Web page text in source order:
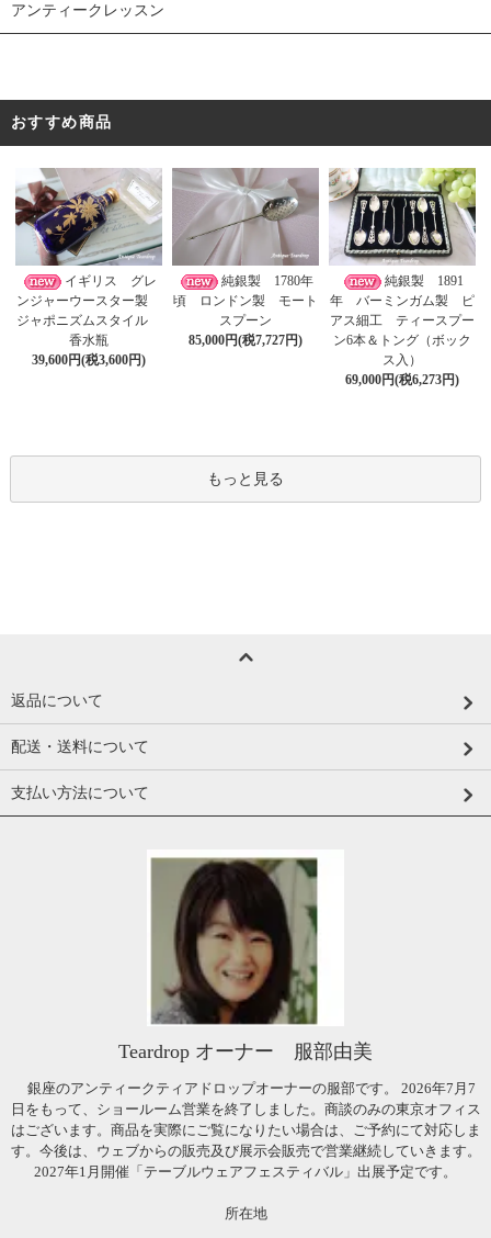
アンティークレッスン
おすすめ商品
イギリス グレ
ンジャーウースター製
ジャポニズムスタイル
香水瓶
39,600円(税3,600円)
純銀製 1780年
頃 ロンドン製 モート
スプーン
85,000円(税7,727円)
純銀製 1891
年 バーミンガム製 ピ
アス細工 ティースプー
ン6本＆トング（ボック
ス入）
69,000円(税6,273円)
もっと見る
返品について
配送・送料について
支払い方法について
Teardrop オーナー 服部由美
銀座のアンティークティアドロップオーナーの服部です。 2026年7月7
日をもって、ショールーム営業を終了しました。商談のみの東京オフィス
はございます。商品を実際にご覧になりたい場合は、ご予約にて対応しま
す。今後は、ウェブからの販売及び展示会販売で営業継続していきます。
2027年1月開催「テーブルウェアフェスティバル」出展予定です。
所在地